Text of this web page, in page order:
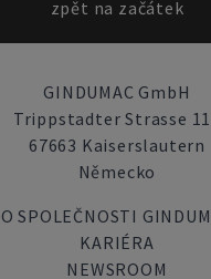
zpět na začátek
GINDUMAC GmbH
Trippstadter Strasse
67663 Kaiserslautern
Německo
O SPOLEČNOSTI
KARIÉRA
NEWSROOM